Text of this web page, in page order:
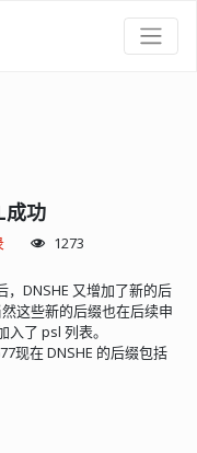
成功
1273
，DNSHE 又增加了新的后
这些新的后缀也在后续申
了 psl 列表。
在 DNSHE 的后缀包括